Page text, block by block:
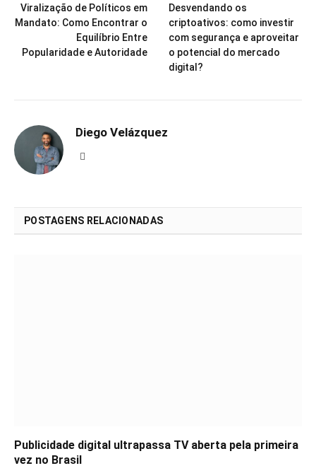
Viralização de Políticos em
Mandato: Como Encontrar o
Equilíbrio Entre
Popularidade e Autoridade
Desvendando os
criptoativos: como investir
com segurança e aproveitar
o potencial do mercado
digital?
Diego Velázquez
POSTAGENS RELACIONADAS
Publicidade digital ultrapassa TV aberta pela primeira
vez no Brasil